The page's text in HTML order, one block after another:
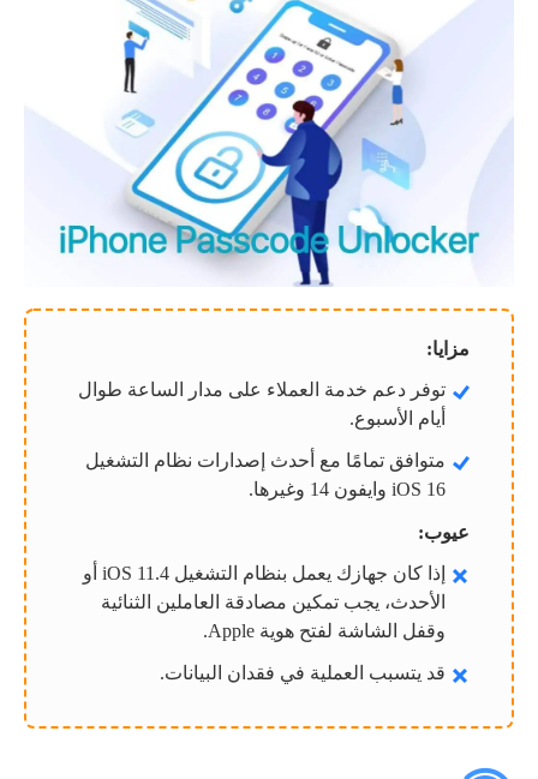
مزايا:
توفر دعم خدمة العملاء على مدار الساعة طوال
أيام الأسبوع.
متوافق تمامًا مع أحدث إصدارات نظام التشغيل
iOS 16 وايفون 14 وغيرها.
عيوب:
إذا كان جهازك يعمل بنظام التشغيل iOS 11.4 أو
الأحدث، يجب تمكين مصادقة العاملين الثنائية
وقفل الشاشة لفتح هوية Apple.
قد يتسبب العملية في فقدان البيانات.